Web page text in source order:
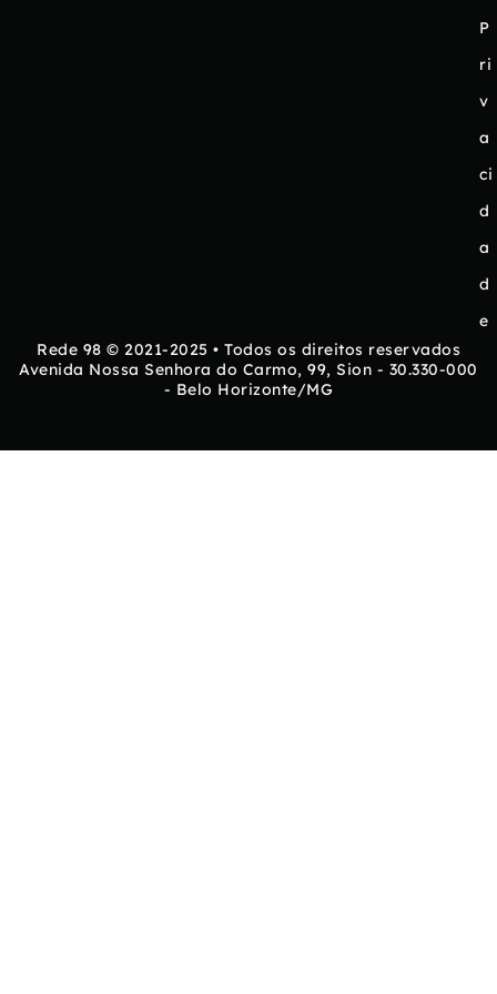
P
ri
v
a
ci
d
a
d
e
Rede 98 © 2021-2025 • Todos os direitos reservados
Avenida Nossa Senhora do Carmo, 99, Sion - 30.330-000
- Belo Horizonte/MG